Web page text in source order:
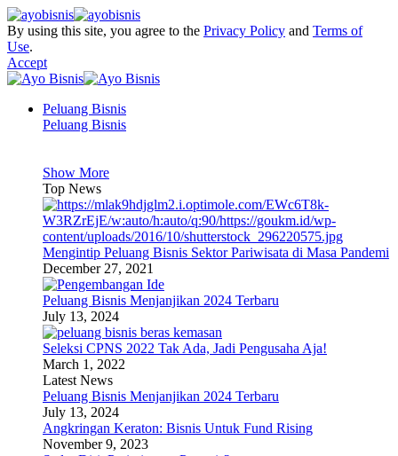
By using this site, you agree to the Privacy Policy and Terms of
Use.
Accept
Peluang Bisnis
Peluang Bisnis
Show More
Top News
Mengintip Peluang Bisnis Sektor Pariwisata di Masa Pandemi
December 27, 2021
Peluang Bisnis Menjanjikan 2024 Terbaru
July 13, 2024
Seleksi CPNS 2022 Tak Ada, Jadi Pengusaha Aja!
March 1, 2022
Latest News
Peluang Bisnis Menjanjikan 2024 Terbaru
July 13, 2024
Angkringan Keraton: Bisnis Untuk Fund Rising
November 9, 2023